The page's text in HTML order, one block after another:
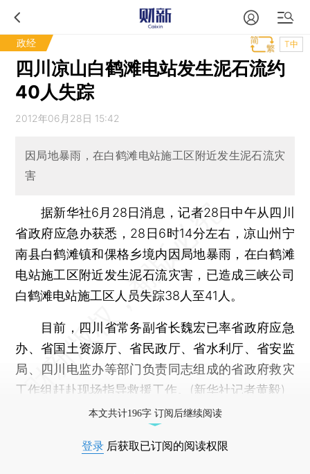
政经 T中
四川凉山白鹤滩电站发生泥石流约
40人失踪
2012年06月28日 15:42
因局地暴雨，在白鹤滩电站施工区附近发生泥石流灾
害
据新华社6月28日消息，记者28日中午从四川
省政府应急办获悉，28日6时14分左右，凉山州宁
南县白鹤滩镇和倮格乡境内因局地暴雨，在白鹤滩
电站施工区附近发生泥石流灾害，已造成三峡公司
白鹤滩电站施工区人员失踪38人至41人。
目前，四川省常务副省长魏宏已率省政府应急
办、省国土资源厅、省民政厅、省水利厅、省安监
局、四川电监办等部门负责同志组成的省政府救灾
工作组赶赴现场指导救援工作。(新华社记者黄毅)
本文共计196字 订阅后继续阅读
登录 后获取已订阅的阅读权限